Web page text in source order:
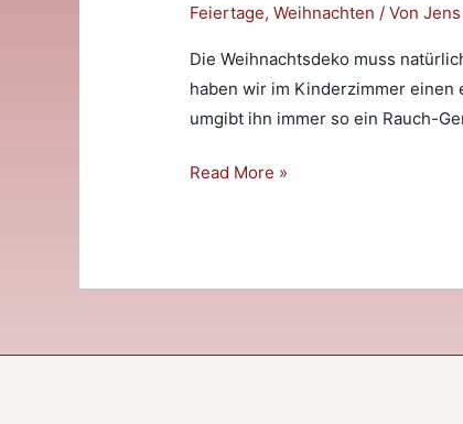
Feiertage,Weihnachten / Von
Die Weihnachtsdeko muss
haben wir im Kinderzimmer einen
umgibt ihn immer so ein Rauch-
Räucher-
Read More »